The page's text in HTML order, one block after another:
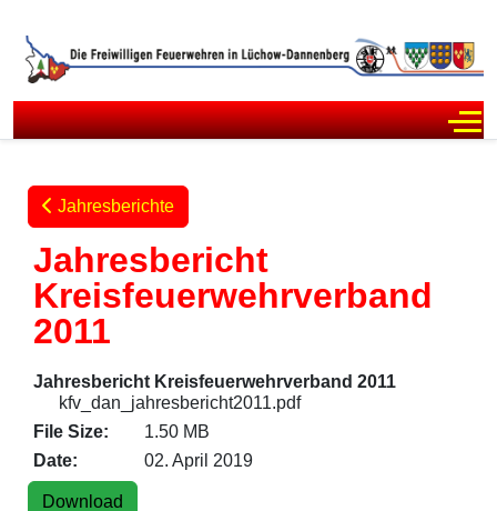
Jahresberichte
Jahresbericht
Kreisfeuerwehrverband
2011
Jahresbericht Kreisfeuerwehrverband 2011
kfv_dan_jahresbericht2011.pdf
File Size:
1.50 MB
Date:
02. April 2019